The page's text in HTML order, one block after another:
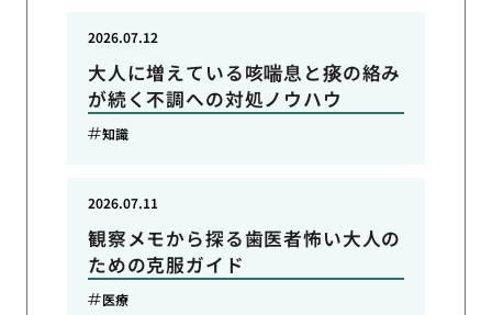
大人に増えている咳喘息と痰の絡み
が続く不調への対処ノウハウ
2026.07.12
知識
観察メモから探る歯医者怖い大人の
ための克服ガイド
2026.07.11
医療